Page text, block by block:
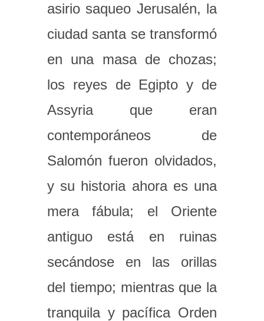
asirio saqueo Jerusalén, la
ciudad santa se transformó
en una masa de chozas;
los reyes de Egipto y de
Assyria que eran
contemporáneos de
Salomón fueron olvidados,
y su historia ahora es una
mera fábula; el Oriente
antiguo está en ruinas
secándose en las orillas
del tiempo; mientras que la
tranquila y pacífica Orden